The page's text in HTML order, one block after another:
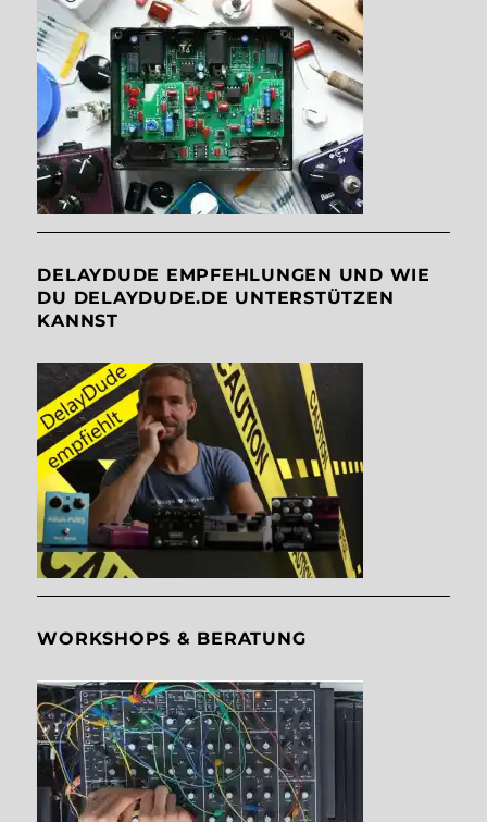
DELAYDUDE EMPFEHLUNGEN UND WIE
DU DELAYDUDE.DE UNTERSTÜTZEN
KANNST
WORKSHOPS & BERATUNG